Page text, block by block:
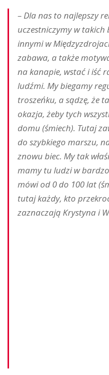
– Dla nas to najlepszy
uczestniczymy w takich
innymi w
zabawa, a także
na kanapie, wstać i iść
ludźmi. My biegamy
troszeńku, a sądzę, że
okazja, żeby tych
domu (śmiech). Tutaj
do szybkiego marszu,
znowu biec. My tak
mamy tu ludzi w
mówi od 0 do 100 lat
tutaj każdy, kto
zaznaczają Krystyna i